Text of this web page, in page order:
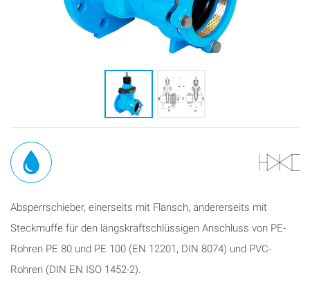
Absperrschieber, einerseits mit Flansch, andererseits mit
Steckmuffe für den längskraftschlüssigen Anschluss von PE-
Rohren PE 80 und PE 100 (EN 12201, DIN 8074) und PVC-
Rohren (DIN EN ISO 1452-2).